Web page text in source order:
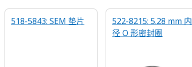
518-5843: SEM 垫片
522-8215: 5.28 mm 内
径 O 形密封圈